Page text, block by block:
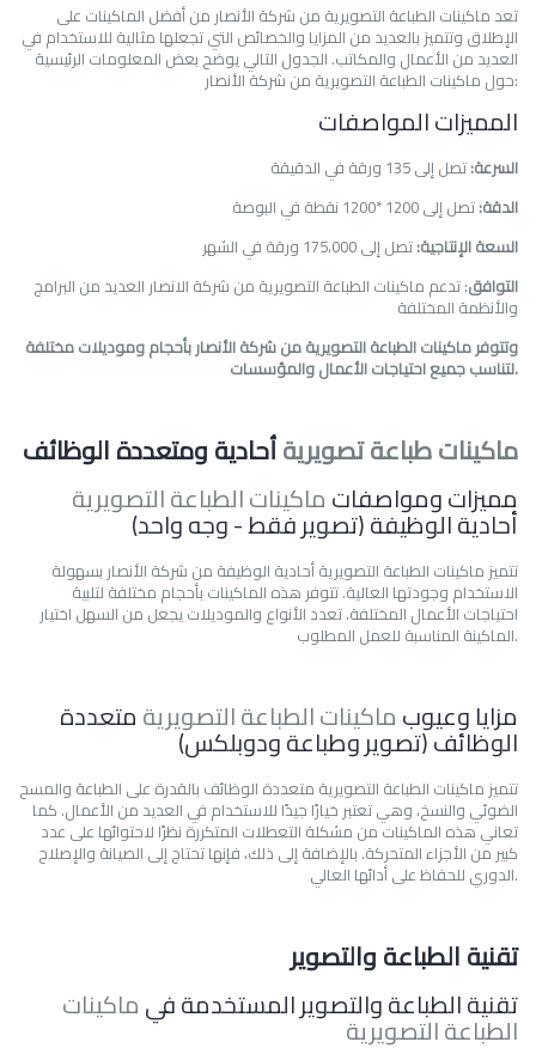
تعد ماكينات الطباعة التصويرية من شركة الأنصار من أفضل الماكينات على
الإطلاق وتتميز بالعديد من المزايا والخصائص التي تجعلها مثالية للاستخدام في
العديد من الأعمال والمكاتب. الجدول التالي يوضح بعض المعلومات الرئيسية
حول ماكينات الطباعة التصويرية من شركة الأنصار:
المميزات المواصفات
السرعة:تصل إلى 135 ورقة في الدقيقة
الدقة:تصل إلى 1200 *1200 نقطة في البوصة
السعة الإنتاجية:تصل إلى 175،000 ورقة في الشهر
التوافق: تدعم ماكينات الطباعة التصويرية من شركة الانصار العديد من البرامج
والأنظمة المختلفة
وتتوفر ماكينات الطباعة التصويرية من شركة الأنصار بأحجام وموديلات مختلفة
لتناسب جميع احتياجات الأعمال والمؤسسات.
ماكينات طباعة تصويريةأحادية ومتعددة الوظائف
مميزات ومواصفاتماكينات الطباعة التصويرية
أحادية الوظيفة (تصوير فقط - وجه واحد)
تتميز ماكينات الطباعة التصويرية أحادية الوظيفة من شركة الأنصار بسهولة
الاستخدام وجودتها العالية. تتوفر هذه الماكينات بأحجام مختلفة لتلبية
احتياجات الأعمال المختلفة. تعدد الأنواع والموديلات يجعل من السهل اختيار
الماكينة المناسبة للعمل المطلوب.
مزايا وعيوبماكينات الطباعة التصويريةمتعددة
الوظائف (تصوير وطباعة ودوبلكس)
تتميز ماكينات الطباعة التصويرية متعددة الوظائف بالقدرة على الطباعة والمسح
الضوئي والنسخ، وهي تعتبر خيارًا جيدًا للاستخدام في العديد من الأعمال. كما
تعاني هذه الماكينات من مشكلة التعطلات المتكررة نظرًا لاحتوائها على عدد
كبير من الأجزاء المتحركة. بالإضافة إلى ذلك، فإنها تحتاج إلى الصيانة والإصلاح
الدوري للحفاظ على أدائها العالي.
تقنية الطباعة والتصوير
تقنية الطباعة والتصوير المستخدمة فيماكينات
الطباعة التصويرية